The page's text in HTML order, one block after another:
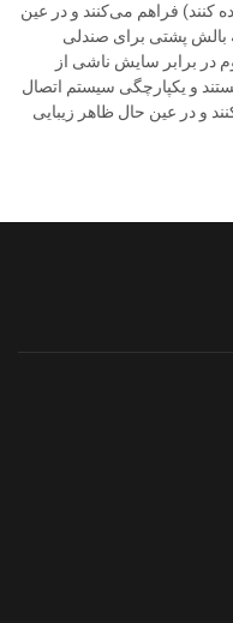
کنند) فراهم می‌کنند و در عین
بالش پشتی برای صندلی
در برابر سایش ناشی از
و یکپارچگی سیستم اتصال
و در عین حال ظاهر زیبایی